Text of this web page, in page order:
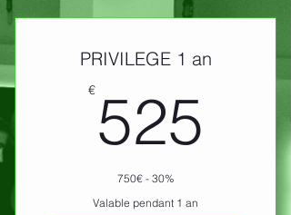
PRIVILEGE 1 an
€ 525
750€ - 30%
Valable pendant 1 an